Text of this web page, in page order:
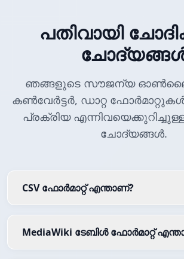
പതിവായി
ഞങ്ങളുടെ സൗജന്യ
കൺവേർട്ടർ, ഡാറ്റ
പ്രക്രിയ
ചോദ്യങ്ങൾ.
CSV ഫോർമാറ്റ് എന്താണ്?
MediaWiki ടേബിൾ ഫോർമാറ്റ്